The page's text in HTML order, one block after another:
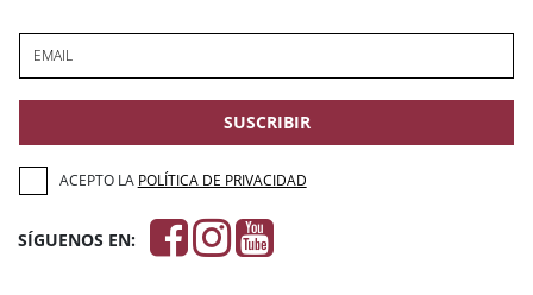
EMAIL
SUSCRIBIR
ACEPTO LA POLÍTICA DE PRIVACIDAD
SÍGUENOS EN: